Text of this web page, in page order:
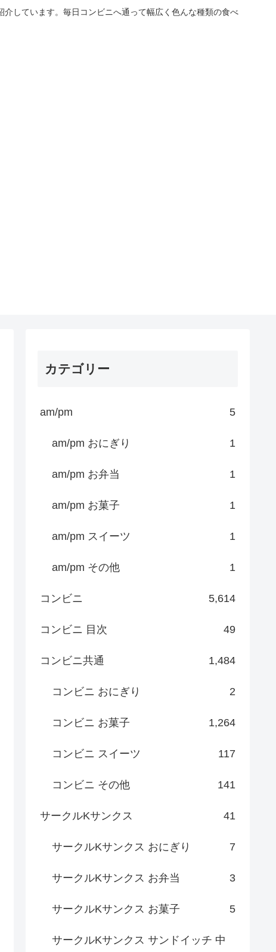
しています。毎日コンビニへ通って幅広く色んな種類の食べ
カテゴリー
am/pm 5
am/pm おにぎり 1
am/pm お弁当 1
am/pm お菓子 1
am/pm スイーツ 1
am/pm その他 1
コンビニ 5,614
コンビニ 目次 49
コンビニ共通 1,484
コンビニ おにぎり 2
コンビニ お菓子 1,264
コンビニ スイーツ 117
コンビニ その他 141
サークルKサンクス 41
サークルKサンクス おにぎり 7
サークルKサンクス お弁当 3
サークルKサンクス お菓子 5
サークルKサンクス サンドイッチ 中